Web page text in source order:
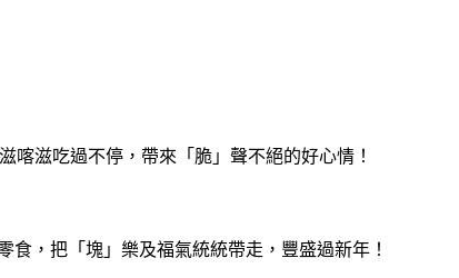
喀滋吃過不停，帶來「脆」聲不絕的好心情！
，把「塊」樂及福氣統統帶走，豐盛過新年！